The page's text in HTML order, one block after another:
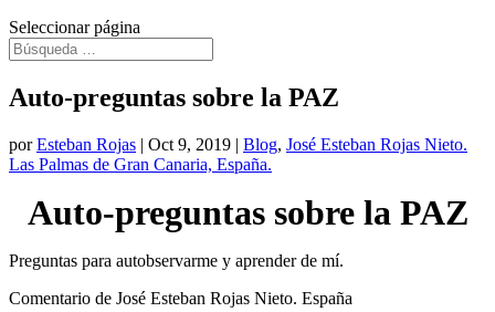
Seleccionar página
Auto-preguntas sobre la PAZ
porEsteban Rojas | Oct 9, 2019 | Blog, José Esteban Rojas Nieto.
Las Palmas de Gran Canaria, España.
Auto-preguntas sobre la PAZ
Preguntas para autobservarme y aprender de mí.
Comentario de José Esteban Rojas Nieto. España